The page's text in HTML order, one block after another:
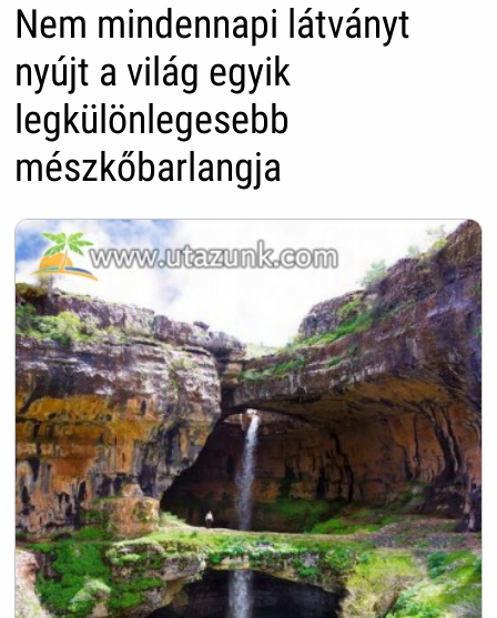
Nem mindennapi látványt
nyújt a világ egyik
legkülönlegesebb
mészkőbarlangja